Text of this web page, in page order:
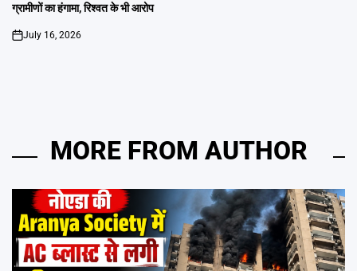
ग्रामीणों का हंगामा, रिश्वत के भी आरोप
on
July 16, 2026
MORE FROM AUTHOR